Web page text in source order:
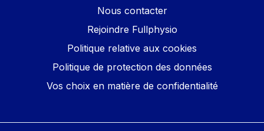
Nous contacter
Rejoindre Fullphysio
Politique relative aux cookies
Politique de protection des données
Vos choix en matière de confidentialité